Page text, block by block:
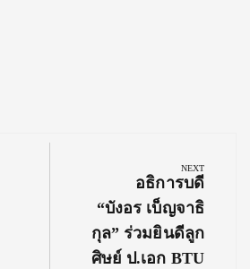
NEXT
Next
Post:
อธิการบดี
“บังอร เบ็ญจาธิ
กุล” ร่วมยินดีลูก
ศิษย์ ป.เอก BTU